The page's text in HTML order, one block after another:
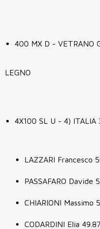
400 MX D - VETRANO
LEGNO
4X100 SL U - 4) ITALIA
LAZZARI Francesco
PASSAFARO Davide
CHIARIONI Massimo
CODARDINI Elia 49.87